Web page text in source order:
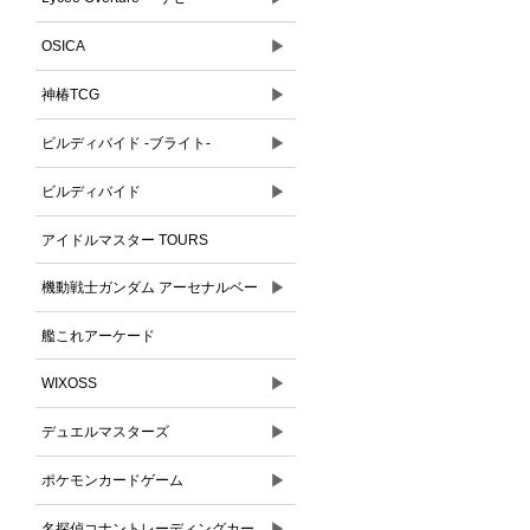
OSICA ▶
神椿TCG ▶
ビルディバイド -ブライト- ▶
ビルディバイド ▶
アイドルマスター TOURS
機動戦士ガンダム アーセナルベー
ス
▶
艦これアーケード
WIXOSS ▶
デュエルマスターズ ▶
ポケモンカードゲーム ▶